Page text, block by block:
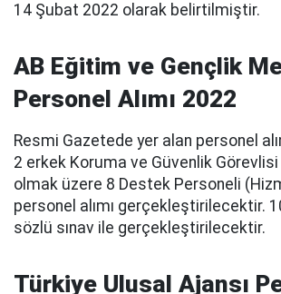
14 Şubat 2022 olarak belirtilmiştir.
AB Eğitim ve Gençlik
Personel Alımı 2022
Resmi Gazetede yer alan personel
2 erkek Koruma ve Güvenlik Görevlisi
olmak üzere 8 Destek Personeli
personel alımı gerçekleştirilecektir.
sözlü sınav ile gerçekleştirilecektir.
Türkiye Ulusal Ajansı